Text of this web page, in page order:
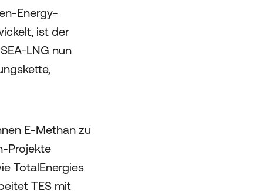
Energy-
ist der
LNG nun
E-Methan zu
Projekte
TotalEnergies
TES mit